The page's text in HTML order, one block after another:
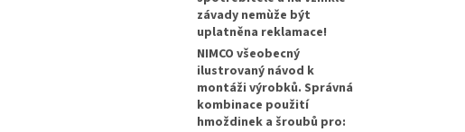
závady nemùže být
uplatněna reklamace!
NIMCO všeobecný
ilustrovaný návod k
montáži výrobků. Správná
kombinace použití
hmoždinek a šroubů pro: